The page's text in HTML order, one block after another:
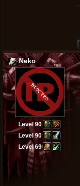
Neko
Level 90
Level 90
Level 69